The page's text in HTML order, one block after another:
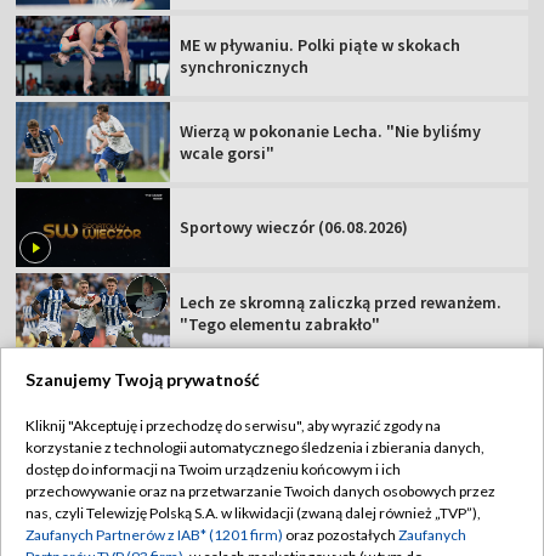
ME w pływaniu. Polki piąte w skokach
synchronicznych
Wierzą w pokonanie Lecha. "Nie byliśmy
wcale gorsi"
Sportowy wieczór (06.08.2026)
Lech ze skromną zaliczką przed rewanżem.
"Tego elementu zabrakło"
TVP
Abonament TVP
Sklep TVP
Regulamin TVP
Polityka prywatności
Szanujemy Twoją prywatność
Kliknij "Akceptuję i przechodzę do serwisu", aby wyrazić zgody na
korzystanie z technologii automatycznego śledzenia i zbierania danych,
dostęp do informacji na Twoim urządzeniu końcowym i ich
przechowywanie oraz na przetwarzanie Twoich danych osobowych przez
nas, czyli Telewizję Polską S.A. w likwidacji (zwaną dalej również „TVP”),
Zaufanych Partnerów z IAB* (1201 firm) oraz pozostałych Zaufanych